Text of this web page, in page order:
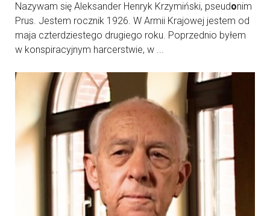
Nazywam się Aleksander Henryk Krzymiński, pseudonim
Prus. Jestem rocznik 1926. W Armii Krajowej jestem od
maja czterdziestego drugiego roku. Poprzednio byłem
w konspiracyjnym harcerstwie, w ...